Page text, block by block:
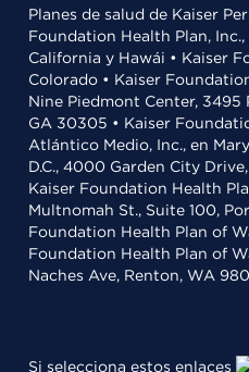
Planes de salud de Kaiser
Foundation Health Plan,
California y Hawái • Kaiser
Colorado • Kaiser
Nine Piedmont Center, 3495
GA 30305 • Kaiser
Atlántico Medio, Inc., en
D.C., 4000 Garden City
Kaiser Foundation Health
Multnomah St., Suite 100,
Foundation Health Plan of
Foundation Health Plan of
Naches Ave, Renton, WA
Si selecciona estos enlaces